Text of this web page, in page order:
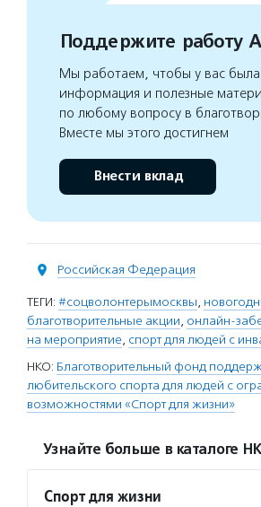
Поддержите работу
Мы работаем, чтобы у вас была
информация и полезные
по любому вопросу в
Вместе мы этого достигнем
Внести вклад
Российская Федерация
ТЕГИ: #соцволонтерымосквы,
благотворительные акции, онлайн-
на мероприятие, спорт для людей с
НКО: Благотворительный фонд
любительского спорта для людей с
возможностями «Спорт для жизни»
Узнайте больше в каталоге
Спорт для жизни